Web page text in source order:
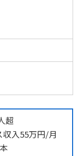
超
入55万円/月